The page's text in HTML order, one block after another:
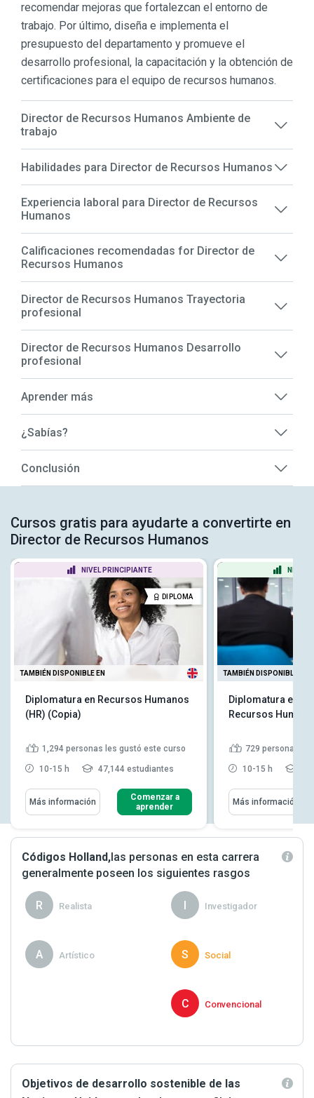
recomendar mejoras que fortalezcan el entorno de
trabajo. Por último, diseña e implementa el
presupuesto del departamento y promueve el
desarrollo profesional, la capacitación y la obtención de
certificaciones para el equipo de recursos humanos.
Director de Recursos Humanos Ambiente de
trabajo
Habilidades para Director de Recursos Humanos
Experiencia laboral para Director de Recursos
Humanos
Calificaciones recomendadas for Director de
Recursos Humanos
Director de Recursos Humanos Trayectoria
profesional
Director de Recursos Humanos Desarrollo
profesional
Aprender más
¿Sabías?
Conclusión
Cursos gratis para ayudarte a convertirte en
Director de Recursos Humanos
NIVEL PRINCIPIANTE
DIPLOMA
TAMBIÉN DISPONIBLE EN
Diplomatura en Recursos Humanos
(HR) (Copia)
1,294 personas les gustó este curso
10-15 h 47,144 estudiantes
Más información
Comenzar a
aprender
NIVEL
TAMBIÉN DISPONIBLE EN
Diplomatura en
Recursos
729 personas
10-15 h
Más información
Códigos Holland, las personas en esta carrera
generalmente poseen los siguientes rasgos
R Realista Investigador
A Artístico S Social
C Convencional
Objetivos de desarrollo sostenible de las